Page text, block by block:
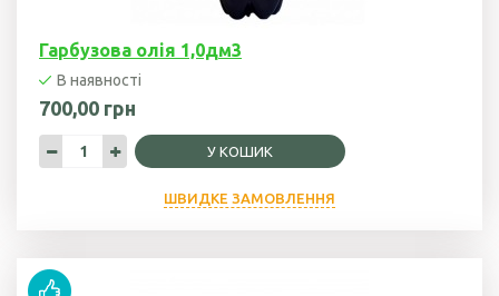
Гарбузова олія 1,0дм3
В наявності
700,00 грн
У КОШИК
ШВИДКЕ ЗАМОВЛЕННЯ